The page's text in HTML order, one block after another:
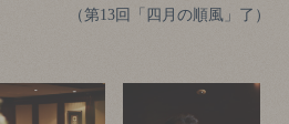
（第13回「四月の順風」了）